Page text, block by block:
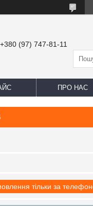
+380 (97) 747-81-11
ПРО НАС
тільки за